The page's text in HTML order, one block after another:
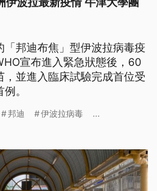
邦迪布焦」型伊波拉病毒疫
宣布進入緊急狀態後，60
，並進入臨床試驗完成首位受
。
邦迪 伊波拉病毒 ...